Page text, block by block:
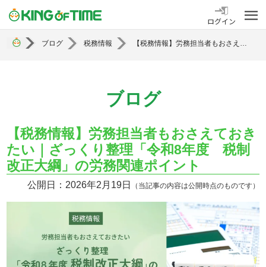
勤怠管理システム KING OF TIME
ログイン
ブログ 税務情報 【税務情報】労務担当者もおさえておきたい｜ざっくり整理「令和8年度 税制改正大綱」の労務関連ポイント
ブログ
【税務情報】労務担当者もおさえておき
たい｜ざっくり整理「令和8年度 税制
改正大綱」の労務関連ポイント
公開日：2026年2月19日 （当記事の内容は公開時点のものです）